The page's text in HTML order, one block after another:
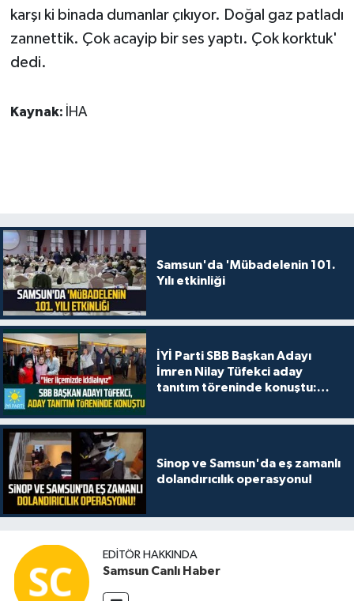
karşı ki binada dumanlar çıkıyor. Doğal gaz patladı
zannettik. Çok acayip bir ses yaptı. Çok korktuk'
dedi.
Kaynak: İHA
Samsun'da 'Mübadelenin 101.
Yılı etkinliği
İYİ Parti SBB Başkan Adayı
İmren Nilay Tüfekci aday
tanıtım töreninde konuştu:
Sinop ve Samsun'da eş zamanlı
dolandırıcılık operasyonu!
EDITÖR HAKKINDA
Samsun Canlı Haber